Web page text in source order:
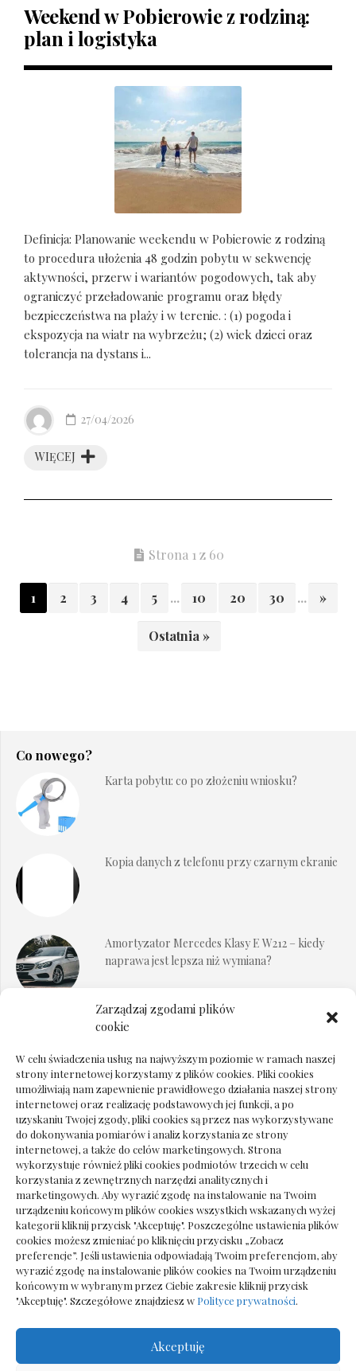
Zarządzaj zgodami plików
cookie
W celu świadczenia usług na najwyższym poziomie w ramach naszej
strony internetowej korzystamy z plików cookies. Pliki cookies
umożliwiają nam zapewnienie prawidłowego działania naszej strony
internetowej oraz realizację podstawowych jej funkcji, a po
uzyskaniu Twojej zgody, pliki cookies są przez nas wykorzystywane
do dokonywania pomiarów i analiz korzystania ze strony
internetowej, a także do celów marketingowych. Strona
wykorzystuje również pliki cookies podmiotów trzecich w celu
korzystania z zewnętrznych narzędzi analitycznych i
marketingowych. Aby wyrazić zgodę na instalowanie na Twoim
urządzeniu końcowym plików cookies wszystkich wskazanych wyżej
kategorii kliknij przycisk "Akceptuję". Poszczególne ustawienia plików
cookies możesz zmieniać po kliknięciu przycisku „Zobacz
preferencje”. Jeśli ustawienia odpowiadają Twoim preferencjom, aby
wyrazić zgodę na instalowanie plików cookies na Twoim urządzeniu
końcowym w wybranym przez Ciebie zakresie kliknij przycisk
"Akceptuję". Szczegółowe znajdziesz w Polityce prywatności.
Akceptuję
Weekend w Pobierowie z rodziną:
plan i logistyka
Definicja: Planowanie weekendu w Pobierowie z rodziną
to procedura ułożenia 48 godzin pobytu w sekwencję
aktywności, przerw i wariantów pogodowych, tak aby
ograniczyć przeładowanie programu oraz błędy
bezpieczeństwa na plaży i w terenie. : (1) pogoda i
ekspozycja na wiatr na wybrzeżu; (2) wiek dzieci oraz
tolerancja na dystans i...
WIĘCEJ
27/04/2026
Strona 1 z 60
1 2 3 4 5 ... 10 20 30 ... »
Ostatnia »
Co nowego?
Karta pobytu: co po złożeniu wniosku?
Kopia danych z telefonu przy czarnym ekranie
Amortyzator Mercedes Klasy E W212 – kiedy
naprawa jest lepsza niż wymiana?
Ile kosztuje psychoterapeuta prywatnie: cena
Dokumenty do odbioru przy zmianie biura
rachunkowego